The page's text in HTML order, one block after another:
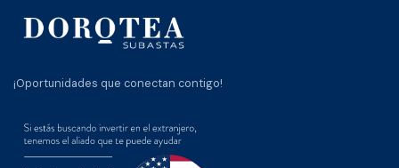
¡Oportunidades que conectan contigo!